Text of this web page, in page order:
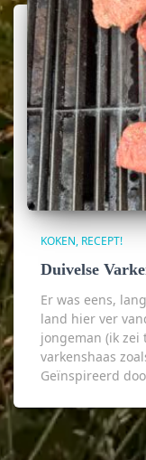
KOKEN RECEPT!
Duivelse
Er was eens,
land hier ver
jongeman (ik zei
varkenshaas
Geïnspireerd